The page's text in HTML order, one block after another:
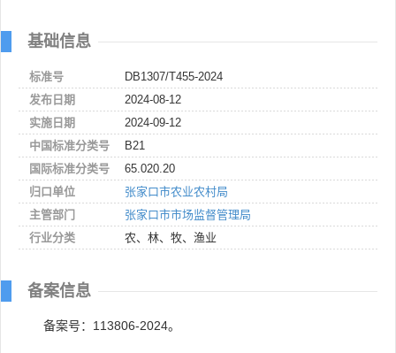
基础信息
标准号
DB1307/T455-2024
发布日期
2024-08-12
实施日期
2024-09-12
中国标准分类号
B21
国际标准分类号
65.020.20
归口单位
张家口市农业农村局
主管部门
张家口市市场监督管理局
行业分类
农、林、牧、渔业
备案信息
备案号：113806-2024。